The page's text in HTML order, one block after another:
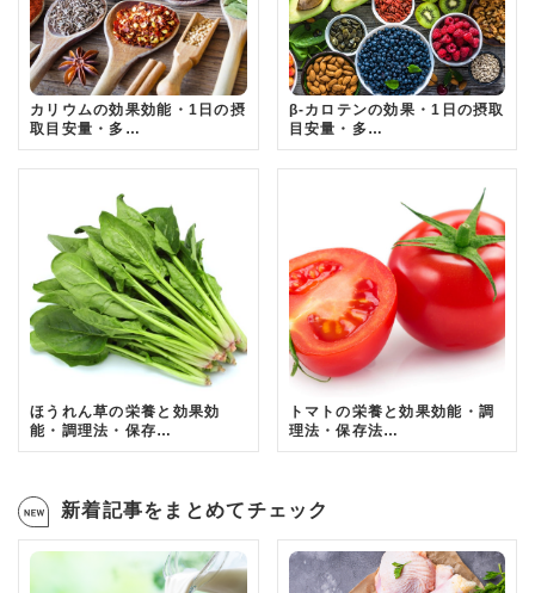
カリウムの効果効能・1日の摂
取目安量・多…
β-カロテンの効果・1日の摂取
目安量・多…
ほうれん草の栄養と効果効
能・調理法・保存…
トマトの栄養と効果効能・調
理法・保存法…
新着記事をまとめてチェック